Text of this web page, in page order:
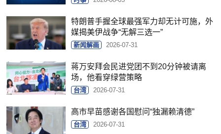
特朗普手握全球最强军力却无计可施，外
媒揭美伊战争“无解三选一”
新闻解画 2026-07-31
蒋万安拜会民进党团不到20分钟被请离
场，他看穿绿营策略
台湾 2026-07-31
高市早苗感谢各国慰问“独漏赖清德”
台湾 2026-07-31